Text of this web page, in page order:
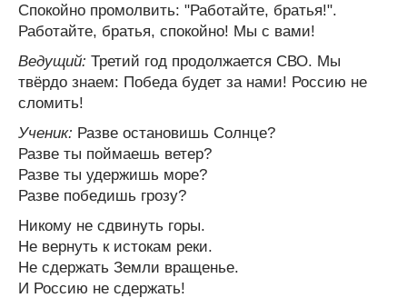
Спокойно промолвить: "Работайте, братья!".
Работайте, братья, спокойно! Мы с вами!
Ведущий: Третий год продолжается СВО. Мы
твёрдо знаем: Победа будет за нами! Россию не
сломить!
Ученик: Разве остановишь Солнце?
Разве ты поймаешь ветер?
Разве ты удержишь море?
Разве победишь грозу?
Никому не сдвинуть горы.
Не вернуть к истокам реки.
Не сдержать Земли вращенье.
И Россию не сдержать!